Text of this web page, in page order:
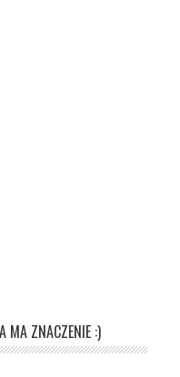
MA ZNACZENIE :)